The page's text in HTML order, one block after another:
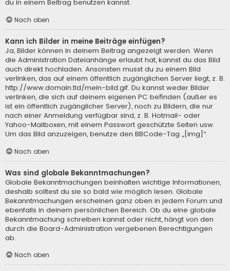
du in einem Beitrag benutzen kannst.
Nach oben
Kann ich Bilder in meine Beiträge einfügen?
Ja, Bilder können in deinem Beitrag angezeigt werden. Wenn
die Administration Dateianhänge erlaubt hat, kannst du das Bild
auch direkt hochladen. Ansonsten musst du zu einem Bild
verlinken, das auf einem öffentlich zugänglichen Server liegt, z. B.
http://www.domain.tld/mein-bild.gif. Du kannst weder Bilder
verlinken, die sich auf deinem eigenen PC befinden (außer es
ist ein öffentlich zugänglicher Server), noch zu Bildern, die nur
nach einer Anmeldung verfügbar sind, z. B. Hotmail- oder
Yahoo-Mailboxen, mit einem Passwort geschützte Seiten usw.
Um das Bild anzuzeigen, benutze den BBCode-Tag „[img]“.
Nach oben
Was sind globale Bekanntmachungen?
Globale Bekanntmachungen beinhalten wichtige Informationen,
deshalb solltest du sie so bald wie möglich lesen. Globale
Bekanntmachungen erscheinen ganz oben in jedem Forum und
ebenfalls in deinem persönlichen Bereich. Ob du eine globale
Bekanntmachung schreiben kannst oder nicht, hängt von den
durch die Board-Administration vergebenen Berechtigungen
ab.
Nach oben